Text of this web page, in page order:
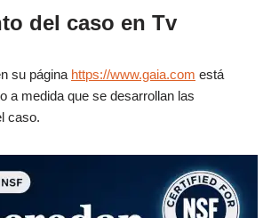
del caso en Tv
su página https://www.gaia.com está
a medida que se desarrollan las
caso.